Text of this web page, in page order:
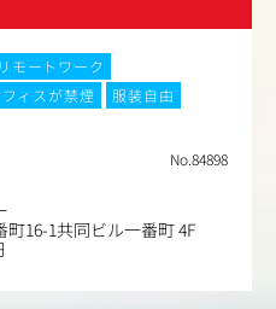
モートワーク
ィスが禁煙
服装自由
No.84898
16-1共同ビル一番町 4F